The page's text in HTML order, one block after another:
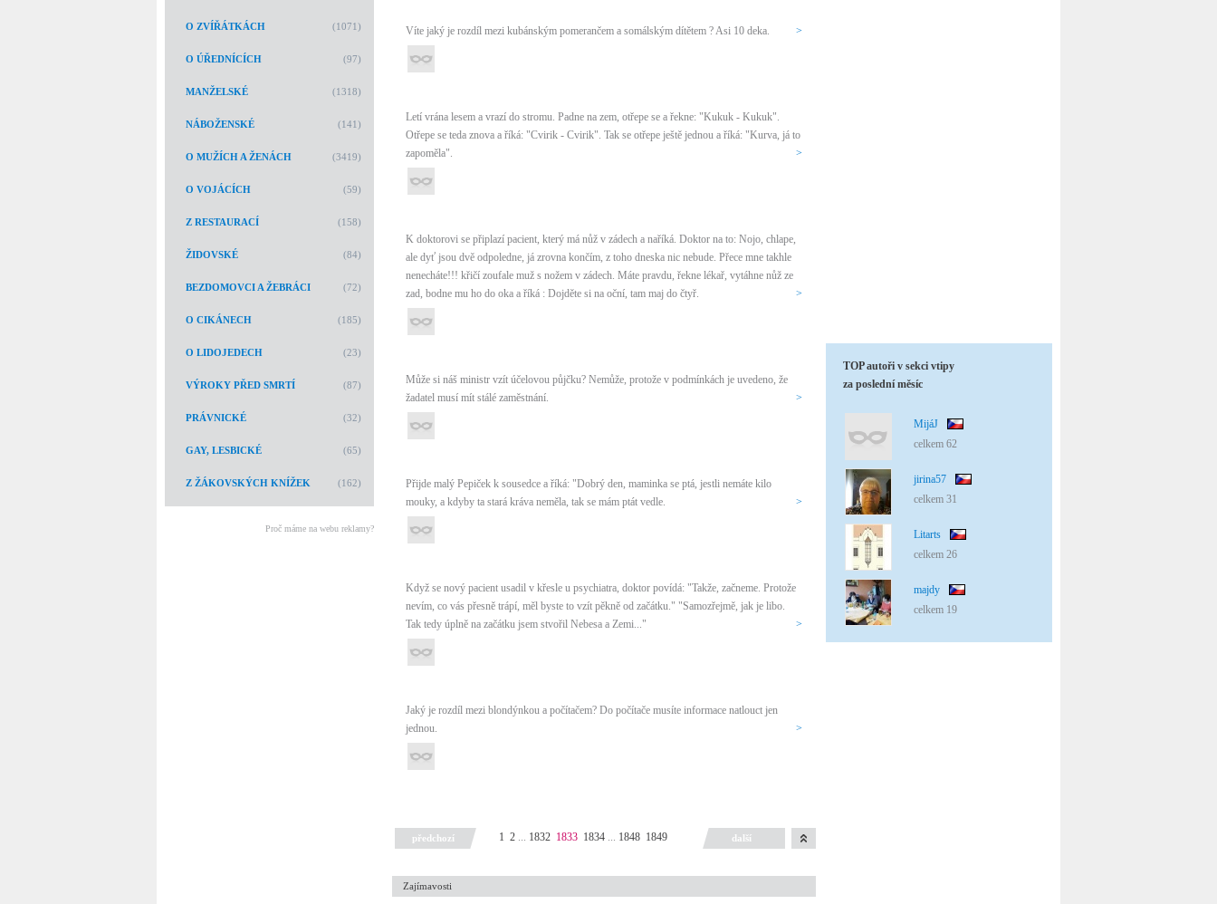
O ZVÍŘÁTKÁCH (1071)
O ÚŘEDNÍCÍCH (97)
MANŽELSKÉ (1318)
NÁBOŽENSKÉ (141)
O MUŽÍCH A ŽENÁCH (3419)
O VOJÁCÍCH (59)
Z RESTAURACÍ (158)
ŽIDOVSKÉ (84)
BEZDOMOVCI A ŽEBRÁCI (72)
O CIKÁNECH (185)
O LIDOJEDECH (23)
VÝROKY PŘED SMRTÍ (87)
PRÁVNICKÉ (32)
GAY, LESBICKÉ (65)
Z ŽÁKOVSKÝCH KNÍŽEK (162)
Proč máme na webu reklamy?
Víte jaký je rozdíl mezi kubánským pomerančem a somálským dítětem ? Asi 10 deka. >
Letí vrána lesem a vrazí do stromu. Padne na zem, otřepe se a řekne: "Kukuk - Kukuk".
Otřepe se teda znova a říká: "Cvirik - Cvirik". Tak se otřepe ještě jednou a říká: "Kurva, já to
zapoměla".
>
K doktorovi se připlazí pacient, který má nůž v zádech a naříká. Doktor na to: Nojo, chlape,
ale dyť jsou dvě odpoledne, já zrovna končím, z toho dneska nic nebude. Přece mne takhle
nenecháte!!! křičí zoufale muž s nožem v zádech. Máte pravdu, řekne lékař, vytáhne nůž ze
zad, bodne mu ho do oka a říká : Dojděte si na oční, tam maj do čtyř.
>
Může si náš ministr vzít účelovou půjčku? Nemůže, protože v podmínkách je uvedeno, že
žadatel musí mít stálé zaměstnání.
>
Přijde malý Pepiček k sousedce a říká: "Dobrý den, maminka se ptá, jestli nemáte kilo
mouky, a kdyby ta stará kráva neměla, tak se mám ptát vedle.
>
Když se nový pacient usadil v křesle u psychiatra, doktor povídá: "Takže, začneme. Protože
nevím, co vás přesně trápí, měl byste to vzít pěkně od začátku." "Samozřejmě, jak je libo.
Tak tedy úplně na začátku jsem stvořil Nebesa a Zemi..."
>
Jaký je rozdíl mezi blondýnkou a počítačem? Do počítače musíte informace natlouct jen
jednou.
>
předchozí 1 2 ... 1832 1833 1834 ... 1848 1849 další
Zajímavosti
TOP autoři v sekci vtipy
za poslední měsíc
MijáJ
celkem 62
jirina57
celkem 31
Litarts
celkem 26
majdy
celkem 19